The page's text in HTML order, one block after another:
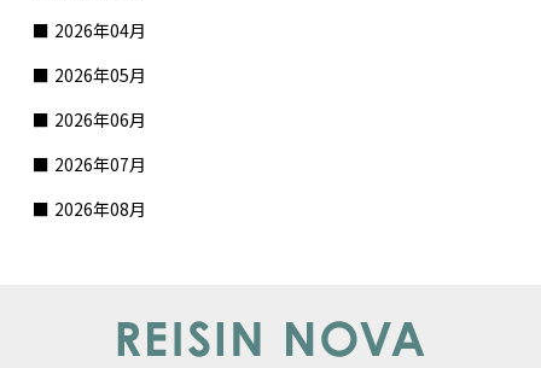
2026年04月
2026年05月
2026年06月
2026年07月
2026年08月